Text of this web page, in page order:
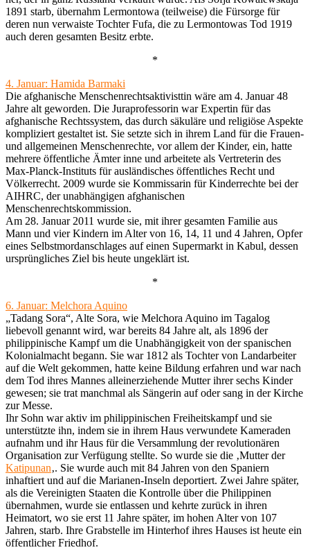
1891 starb, übernahm Lermontowa (teilweise) die Fürsorge für
deren nun verwaiste Tochter Fufa, die zu Lermontowas Tod 1919
auch deren gesamten Besitz erbte.
*
4. Januar: Hamida Barmaki
Die afghanische Menschenrechtsaktivisttin wäre am 4. Januar 48
Jahre alt geworden. Die Juraprofessorin war Expertin für das
afghanische Rechtssystem, das durch säkuläre und religiöse Aspekte
kompliziert gestaltet ist. Sie setzte sich in ihrem Land für die Frauen-
und allgemeinen Menschenrechte, vor allem der Kinder, ein, hatte
mehrere öffentliche Ämter inne und arbeitete als Vertreterin des
Max-Planck-Instituts für ausländisches öffentliches Recht und
Völkerrecht. 2009 wurde sie Kommissarin für Kinderrechte bei der
AIHRC, der unabhängigen afghanischen
Menschenrechtskommission.
Am 28. Januar 2011 wurde sie, mit ihrer gesamten Familie aus
Mann und vier Kindern im Alter von 16, 14, 11 und 4 Jahren, Opfer
eines Selbstmordanschlages auf einen Supermarkt in Kabul, dessen
ursprüngliches Ziel bis heute ungeklärt ist.
*
6. Januar: Melchora Aquino
„Tadang Sora“, Alte Sora, wie Melchora Aquino im Tagalog
liebevoll genannt wird, war bereits 84 Jahre alt, als 1896 der
philippinische Kampf um die Unabhängigkeit von der spanischen
Kolonialmacht begann. Sie war 1812 als Tochter von Landarbeiter
auf die Welt gekommen, hatte keine Bildung erfahren und war nach
dem Tod ihres Mannes alleinerziehende Mutter ihrer sechs Kinder
gewesen; sie trat manchmal als Sängerin auf oder sang in der Kirche
zur Messe.
Ihr Sohn war aktiv im philippinischen Freiheitskampf und sie
unterstützte ihn, indem sie in ihrem Haus verwundete Kameraden
aufnahm und ihr Haus für die Versammlung der revolutionären
Organisation zur Verfügung stellte. So wurde sie die ‚Mutter der
Katipunan‚. Sie wurde auch mit 84 Jahren von den Spaniern
inhaftiert und auf die Marianen-Inseln deportiert. Zwei Jahre später,
als die Vereinigten Staaten die Kontrolle über die Philippinen
übernahmen, wurde sie entlassen und kehrte zurück in ihren
Heimatort, wo sie erst 11 Jahre später, im hohen Alter von 107
Jahren, starb. Ihre Grabstelle im Hinterhof ihres Hauses ist heute ein
öffentlicher Friedhof.